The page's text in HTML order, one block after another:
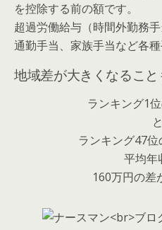
を控除する前の額です。
超過労働給与（時間外勤務
通勤手当、家族手当など各種
地域差が大きくなること
ランキング1
と
ランキング47位
平均年
160万円の差